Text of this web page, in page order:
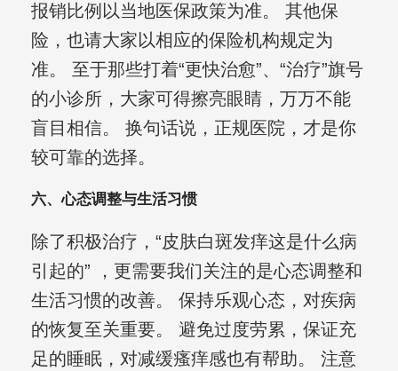
报销比例以当地医保政策为准。 其他保
险，也请大家以相应的保险机构规定为
准。 至于那些打着“更快治愈”、“治疗”旗号
的小诊所，大家可得擦亮眼睛，万万不能
盲目相信。 换句话说，正规医院，才是你
较可靠的选择。
六、心态调整与生活习惯
除了积极治疗，“皮肤白斑发痒这是什么病
引起的” ，更需要我们关注的是心态调整和
生活习惯的改善。 保持乐观心态，对疾病
的恢复至关重要。 避免过度劳累，保证充
足的睡眠，对减缓瘙痒感也有帮助。 注意